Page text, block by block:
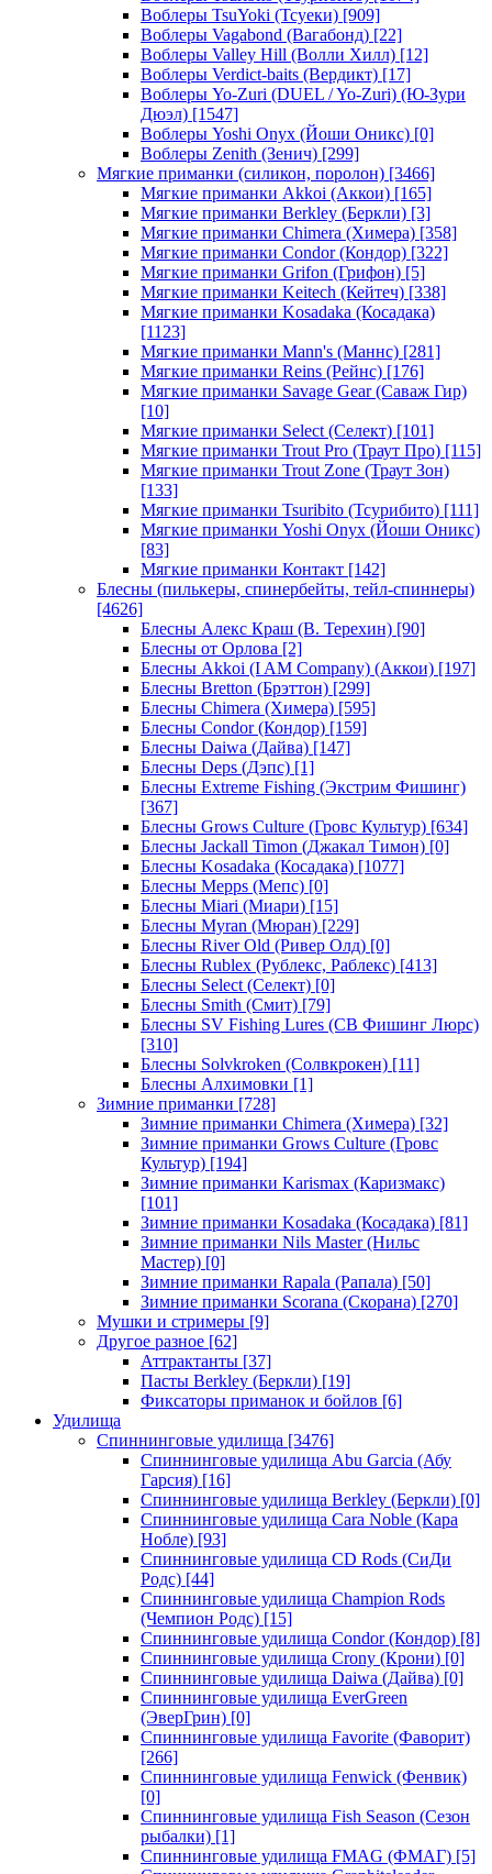
Воблеры TsuYoki (Тсуеки) [909]
Воблеры Vagabond (Вагабонд) [22]
Воблеры Valley Hill (Волли Хилл) [12]
Воблеры Verdict-baits (Вердикт) [17]
Воблеры Yo-Zuri (DUEL / Yo-Zuri) (Ю-Зури
Дюэл) [1547]
Воблеры Yoshi Onyx (Йоши Оникс) [0]
Воблеры Zenith (Зенич) [299]
Мягкие приманки (силикон, поролон) [3466]
Мягкие приманки Akkoi (Аккои) [165]
Мягкие приманки Berkley (Беркли) [3]
Мягкие приманки Chimera (Химера) [358]
Мягкие приманки Condor (Кондор) [322]
Мягкие приманки Grifon (Грифон) [5]
Мягкие приманки Keitech (Кейтеч) [338]
Мягкие приманки Kosadaka (Косадака)
[1123]
Мягкие приманки Mann's (Маннс) [281]
Мягкие приманки Reins (Рейнс) [176]
Мягкие приманки Savage Gear (Саваж Гир)
[10]
Мягкие приманки Select (Селект) [101]
Мягкие приманки Trout Pro (Траут Про) [115]
Мягкие приманки Trout Zone (Траут Зон)
[133]
Мягкие приманки Tsuribito (Тсурибито) [111]
Мягкие приманки Yoshi Onyx (Йоши Оникс)
[83]
Мягкие приманки Контакт [142]
Блесны (пилькеры, спинербейты, тейл-спиннеры)
[4626]
Блесны Алекс Краш (В. Терехин) [90]
Блесны от Орлова [2]
Блесны Akkoi (I AM Company) (Аккои) [197]
Блесны Bretton (Брэттон) [299]
Блесны Chimera (Химера) [595]
Блесны Condor (Кондор) [159]
Блесны Daiwa (Дайва) [147]
Блесны Deps (Дэпс) [1]
Блесны Extreme Fishing (Экстрим Фишинг)
[367]
Блесны Grows Culture (Гровс Культур) [634]
Блесны Jackall Timon (Джакал Тимон) [0]
Блесны Kosadaka (Косадака) [1077]
Блесны Mepps (Мепс) [0]
Блесны Miari (Миари) [15]
Блесны Myran (Мюран) [229]
Блесны River Old (Ривер Олд) [0]
Блесны Rublex (Рублекс, Раблекс) [413]
Блесны Select (Селект) [0]
Блесны Smith (Смит) [79]
Блесны SV Fishing Lures (СВ Фишинг Люрс)
[310]
Блесны Solvkroken (Солвкрокен) [11]
Блесны Алхимовки [1]
Зимние приманки [728]
Зимние приманки Chimera (Химера) [32]
Зимние приманки Grows Culture (Гровс
Культур) [194]
Зимние приманки Karismax (Каризмакс)
[101]
Зимние приманки Kosadaka (Косадака) [81]
Зимние приманки Nils Master (Нильс
Мастер) [0]
Зимние приманки Rapala (Рапала) [50]
Зимние приманки Scorana (Скорана) [270]
Мушки и стримеры [9]
Другое разное [62]
Аттрактанты [37]
Пасты Berkley (Беркли) [19]
Фиксаторы приманок и бойлов [6]
Удилища
Спиннинговые удилища [3476]
Спиннинговые удилища Abu Garcia (Абу
Гарсия) [16]
Спиннинговые удилища Berkley (Беркли) [0]
Спиннинговые удилища Cara Noble (Кара
Нобле) [93]
Спиннинговые удилища CD Rods (СиДи
Родс) [44]
Спиннинговые удилища Champion Rods
(Чемпион Родс) [15]
Спиннинговые удилища Condor (Кондор) [8]
Спиннинговые удилища Crony (Крони) [0]
Спиннинговые удилища Daiwa (Дайва) [0]
Спиннинговые удилища EverGreen
(ЭверГрин) [0]
Спиннинговые удилища Favorite (Фаворит)
[266]
Спиннинговые удилища Fenwick (Фенвик)
[0]
Спиннинговые удилища Fish Season (Сезон
рыбалки) [1]
Спиннинговые удилища FMAG (ФМАГ) [5]